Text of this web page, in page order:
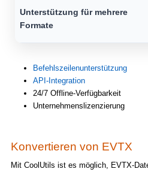
Unterstützung für mehrere
Formate
Befehlszeilenunterstützung
API-Integration
24/7 Offline-Verfügbarkeit
Unternehmenslizenzierung
Konvertieren von EVTX
Mit CoolUtils ist es möglich, EVTX-